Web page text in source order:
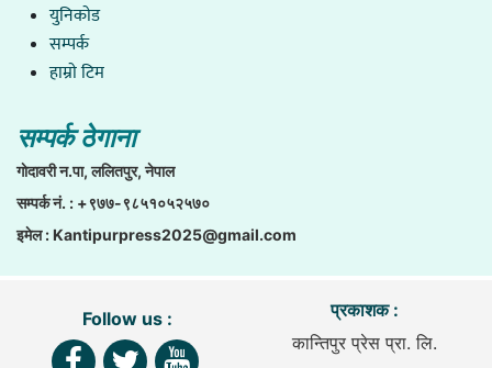
युनिकाेड
सम्पर्क
हाम्राे टिम
सम्पर्क ठेगाना
गाेदावरी न.पा, ललितपुर, नेपाल
सम्पर्क नं. : +९७७-९८५१०५२५७०
इमेल :Kantipurpress2025@gmail.com
Follow us :
प्रकाशक :
कान्तिपुर प्रेस प्रा. लि.